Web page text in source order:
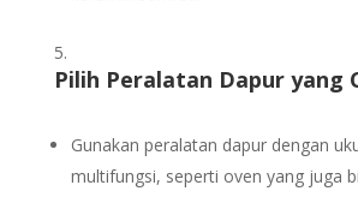
Pilih Peralatan Dapur yang
Gunakan peralatan dapur dengan
multifungsi, seperti oven yang juga